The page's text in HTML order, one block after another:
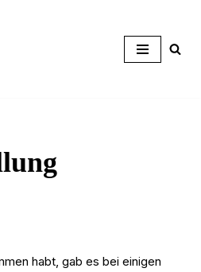
habt, gab es bei einigen